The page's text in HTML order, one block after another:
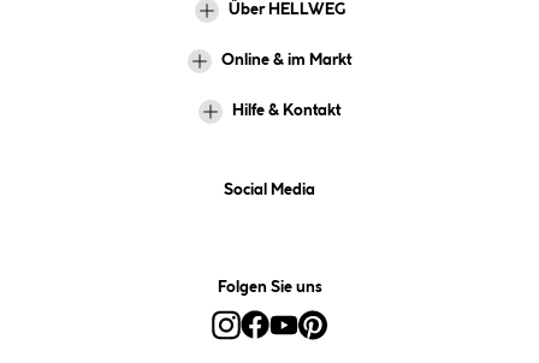
Über HELLWEG
Online & im Markt
Hilfe & Kontakt
Social Media
Folgen Sie uns